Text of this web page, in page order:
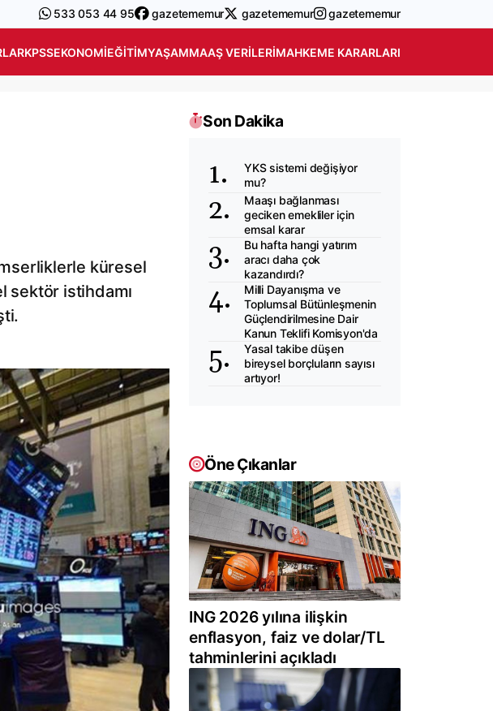
533 053 44 95 gazetememur gazetememur gazetememur
KPSSEKONOMIEĞITIMYAŞAMMAAŞ VERILERIMAHKEME KARARLARI
küresel
sektör istihdamı
Son Dakika
YKS sistemi değişiyor
mu?
Maaşı bağlanması
geciken emekliler için
emsal karar
Bu hafta hangi yatırım
aracı daha çok
kazandırdı?
Milli Dayanışma ve
Toplumsal Bütünleşmenin
Güçlendirilmesine Dair
Kanun Teklifi Komisyon'da
Yasal takibe düşen
bireysel borçluların sayısı
artıyor!
Öne Çıkanlar
ING 2026 yılına ilişkin
enflasyon, faiz ve dolar/TL
tahminlerini açıkladı